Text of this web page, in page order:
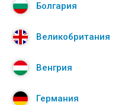
Болгария
Великобритания
Венгрия
Германия